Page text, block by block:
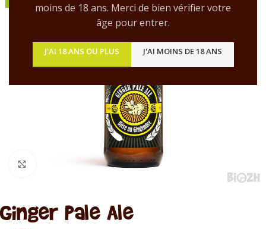
moins de 18 ans. Merci de bien vérifier votre
âge pour entrer.
J'AI 18 ANS OU PLUS J'AI MOINS DE 18 ANS
Cliquez pour agrandir
Ginger Pale Ale